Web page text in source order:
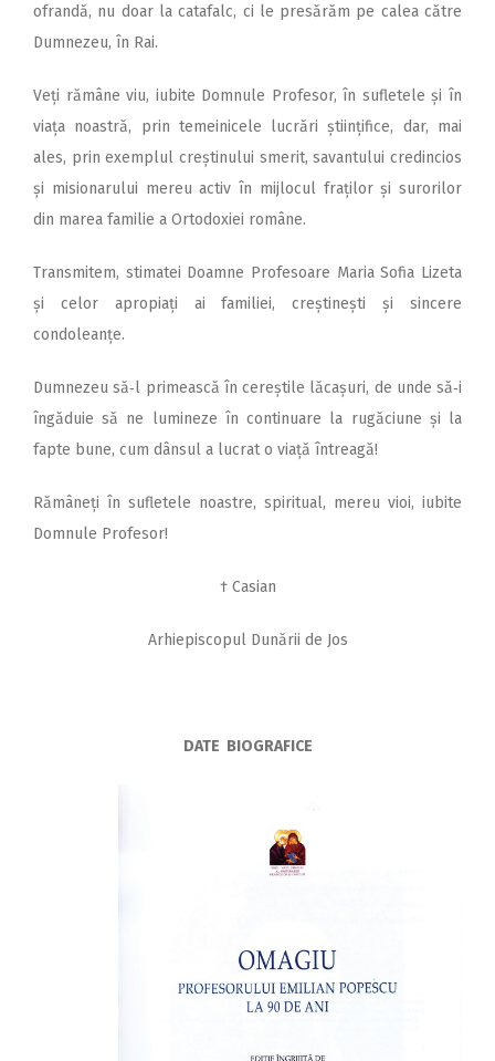
ofrandă, nu doar la catafalc, ci le presărăm pe calea către
Dumnezeu, în Rai.
Veți rămâne viu, iubite Domnule Profesor, în sufletele și în
viața noastră, prin temeinicele lucrări științifice, dar, mai
ales, prin exemplul creștinului smerit, savantului credincios
și misionarului mereu activ în mijlocul fraților și surorilor
din marea familie a Ortodoxiei române.
Transmitem, stimatei Doam­­­ne Profesoare Maria Sofia Lizeta
și celor apropiați ai familiei, creștinești și sincere
condoleanțe.
Dumnezeu să‑l primească în cereștile lăcașuri, de unde să‑i
îngăduie să ne lumineze în continuare la rugăciune și la
fapte bune, cum dânsul a lucrat o viață întreagă!
Rămâneți în sufletele noastre, spiritual, mereu vioi, iubite
Domnule Profesor!
† Casian
Arhiepiscopul Dunării de Jos
DATE BIOGRAFICE